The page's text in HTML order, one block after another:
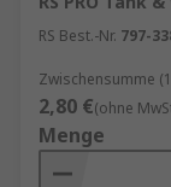
RS Best.-Nr. 797-
Zwischensumme
2,80 €(ohne
Menge